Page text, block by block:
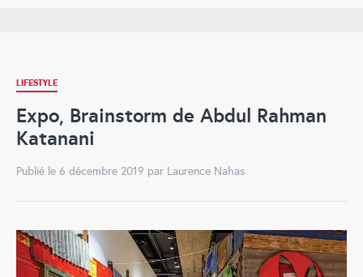
LIFESTYLE
Expo, Brainstorm de Abdul Rahman
Katanani
Publié le 6 décembre 2019 par Laurence Nahas